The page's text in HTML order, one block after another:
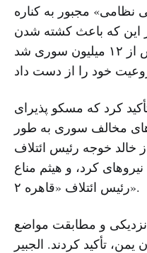
نظامی» مجبور به کناره
این که باعث کشته شدن
۳۰۰ هزار و آوارگی بیش از ۱۲ میلیون سوری شد
کرد که مسکو پذیرای
های مخالف سوری به طور
خالد خوجه رئیس ائتلاف
کرد، و هیثم مناع
رئیس ائتلاف «قاهره ۲».
و مطابقت مواضع
تأکید کردند. الجبیر